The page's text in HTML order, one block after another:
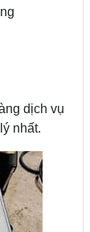
dịch vụ
nhất.